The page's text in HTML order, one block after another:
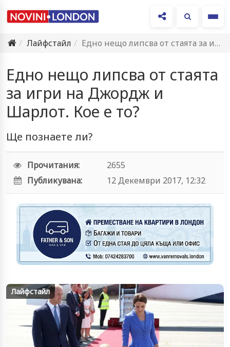
Лайфстайл
Едно нещо липсва от стаята за игри на Джордж и…
Едно нещо липсва от стаята
за игри на Джордж и
Шарлот. Кое е то?
Ще познаете ли?
Прочитания:
2655
Публикувана:
12 Декември 2017, 12:32
Лайфстайл